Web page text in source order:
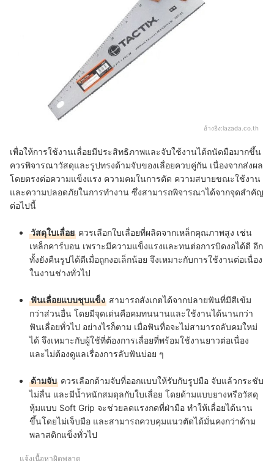
อ้างอิง:lazada.co.th
เพื่อให้การใช้งานเลื่อยมีประสิทธิภาพและจับใช้งานได้ถนัดมือมากขึ้น
ควรพิจารณาวัสดุและรูปทรงด้ามจับของเลื่อยควบคู่กัน เนื่องจากส่งผล
โดยตรงต่อความแข็งแรง ความคมในการตัด ความสบายขณะใช้งาน
และความปลอดภัยในการทำงาน ซึ่งสามารถพิจารณาได้จากจุดสำคัญ
ต่อไปนี้
วัสดุใบเลื่อย ควรเลือกใบเลื่อยที่ผลิตจากเหล็กคุณภาพสูง เช่น
เหล็กคาร์บอน เพราะมีความแข็งแรงและทนต่อการบิดงอได้ดี อีก
ทั้งยังคืนรูปได้ดีเมื่อถูกงอเล็กน้อย จึงเหมาะกับการใช้งานต่อเนื่อง
ในงานช่างทั่วไป
ฟันเลื่อยแบบชุบแข็ง สามารถสังเกตได้จากปลายฟันที่มีสีเข้ม
กว่าส่วนอื่น โดยมีจุดเด่นคือคมทนนานและใช้งานได้นานกว่า
ฟันเลื่อยทั่วไป อย่างไรก็ตาม เมื่อฟันทื่อจะไม่สามารถลับคมใหม่
ได้ จึงเหมาะกับผู้ใช้ที่ต้องการเลื่อยที่พร้อมใช้งานยาวต่อเนื่อง
และไม่ต้องดูแลเรื่องการลับฟันบ่อย ๆ
ด้ามจับ ควรเลือกด้ามจับที่ออกแบบให้รับกับรูปมือ จับแล้วกระชับ
ไม่ลื่น และมีน้ำหนักสมดุลกับใบเลื่อย โดยด้ามแบบยางหรือวัสดุ
หุ้มแบบ Soft Grip จะช่วยลดแรงกดที่ฝ่ามือ ทำให้เลื่อยได้นาน
ขึ้นโดยไม่เจ็บมือ และสามารถควบคุมแนวตัดได้มั่นคงกว่าด้าม
พลาสติกแข็งทั่วไป
แจ้งเนื้อหาผิดพลาด